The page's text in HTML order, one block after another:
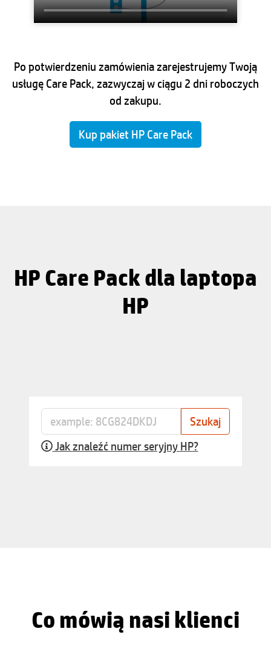
Po potwierdzeniu zamówienia zarejestrujemy Twoją
usługę Care Pack, zazwyczaj w ciągu 2 dni roboczych
od zakupu.
Kup pakiet HP Care Pack
HP Care Pack dla laptopa
HP
Jak znaleźć numer seryjny HP?
Co mówią nasi klienci